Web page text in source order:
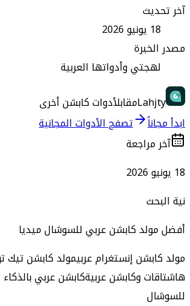
آخر تحديث
18 يونيو 2026
مصدر الخبرة
لهجتي وأدواتها العربية
Lahjtyمقابلأدوات كابشن أخرى
ابدأ مجاناً
تصفح الأدوات المجانية
آخر مراجعة
18 يونيو 2026
نية البحث
أفضل مولد كابشن عربي للسوشال ميديا
مولد كابشن إنستغرام عربيمولد كابشن تيك
هاشتاقات وكابشن عربيةكابشن عربي
للسوشال